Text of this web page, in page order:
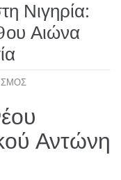
Νιγηρία:
Αιώνα
Αντώνη